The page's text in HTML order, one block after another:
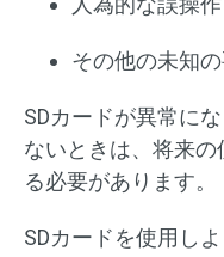
その他の未知の
SDカードが異常に
ないときは、将来
る必要があります。
SDカードを使用し